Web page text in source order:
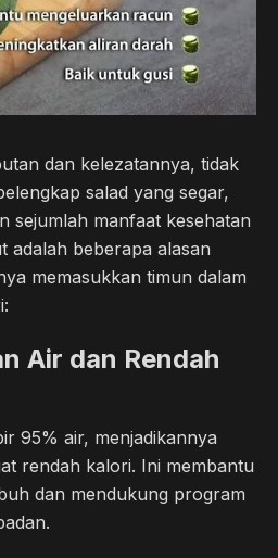
dan kelezatannya, tidak
salad yang segar,
sejumlah manfaat kesehatan
adalah beberapa alasan
memasukkan timun dalam
Air dan Rendah
95% air, menjadikannya
rendah kalori. Ini membantu
dan mendukung program